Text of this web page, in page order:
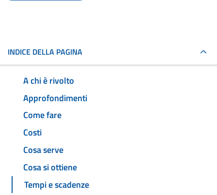
INDICE DELLA PAGINA
A chi è rivolto
Approfondimenti
Come fare
Costi
Cosa serve
Cosa si ottiene
Tempi e scadenze